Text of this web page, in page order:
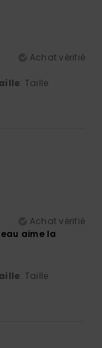
Achat vérifié
: Taille
Achat vérifié
aime la
: Taille